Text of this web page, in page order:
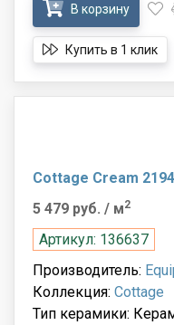
В корзину
Купить в 1 клик
Cottage Cream
5 479 руб. / м2
Артикул: 136637
Производитель:
Коллекция: Cottage
Тип керамики: